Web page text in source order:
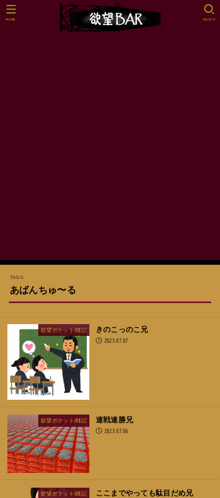
SEARCH
MENU
あばんちゅ〜る
欲望ポケット/雑記 きのこっのこ兄
2023.07.07
欲望ポケット/雑記 連戦連勝兄
2023.07.06
欲望ポケット/雑記 ここまでやっても駄目だめ兄